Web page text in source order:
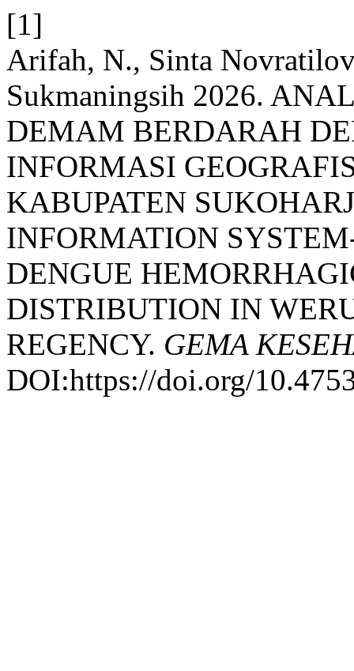
[1]
Arifah, N., Sinta
Sukmaningsih 2026.
DEMAM BERDARAH
INFORMASI
KABUPATEN
INFORMATION
DENGUE
DISTRIBUTION IN
REGENCY. GEMA
DOI:https://doi.org/